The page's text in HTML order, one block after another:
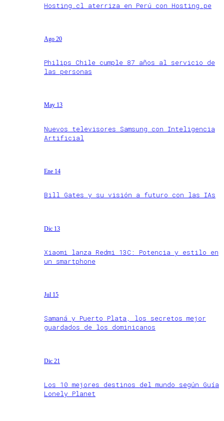
Hosting.cl aterriza en Perú con Hosting.pe
Ago 20
Philips Chile cumple 87 años al servicio de
las personas
May 13
Nuevos televisores Samsung con Inteligencia
Artificial
Ene 14
Bill Gates y su visión a futuro con las IAs
Dic 13
Xiaomi lanza Redmi 13C: Potencia y estilo en
un smartphone
Jul 15
Samaná y Puerto Plata, los secretos mejor
guardados de los dominicanos
Dic 21
Los 10 mejores destinos del mundo según Guía
Lonely Planet